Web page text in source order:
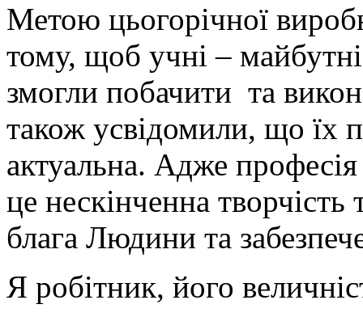
Метою цьогорічної
тому, щоб учні –
змогли побачити та
також усвідомили, що їх
актуальна. Адже
це нескінченна
блага Людини та
Я робітник, його